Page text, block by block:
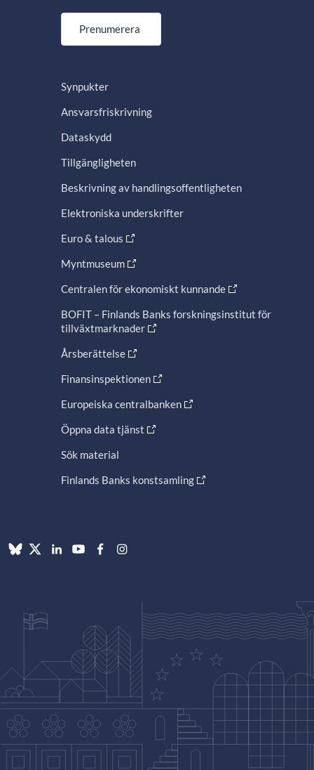
Prenumerera
Synpukter
Ansvarsfriskrivning
Dataskydd
Tillgängligheten
Beskrivning av handlingsoffentligheten
Elektroniska underskrifter
Euro & talous
Myntmuseum
Centralen för ekonomiskt kunnande
BOFIT – Finlands Banks forskningsinstitut för
tillväxtmarknader
Årsberättelse
Finansinspektionen
Europeiska centralbanken
Öppna data tjänst
Sök material
Finlands Banks konstsamling